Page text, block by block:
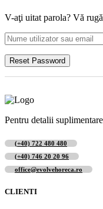
V-aţi uitat parola? Vă
Pentru detalii
(+40) 722 480 480
(+40) 746 20 20 96
office@evolvehoreca.ro
CLIENTI